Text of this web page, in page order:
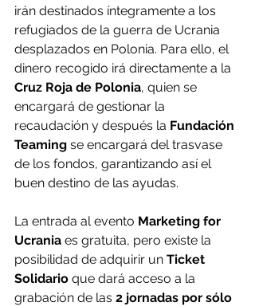
irán destinados íntegramente a los
refugiados de la guerra de Ucrania
desplazados en Polonia. Para ello, el
dinero recogido irá directamente a la
Cruz Roja de Polonia, quien se
encargará de gestionar la
recaudación y después la Fundación
Teaming se encargará del trasvase
de los fondos, garantizando así el
buen destino de las ayudas.
La entrada al evento Marketing for
Ucrania es gratuita, pero existe la
posibilidad de adquirir un Ticket
Solidario que dará acceso a la
grabación de las 2 jornadas por sólo